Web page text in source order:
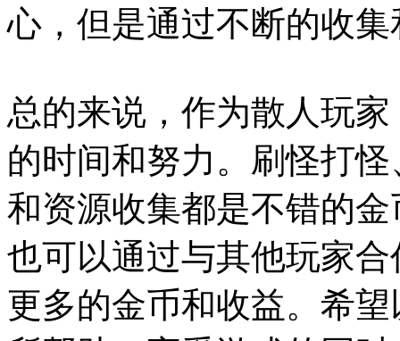
心，但是通过不断的收
总的来说，作为散人玩
的时间和努力。刷怪打
和资源收集都是不错的
也可以通过与其他玩家
更多的金币和收益。希